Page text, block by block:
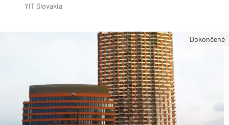
YIT Slovakia
Dokončené